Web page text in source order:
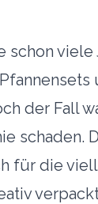
schon
der Fall
für die